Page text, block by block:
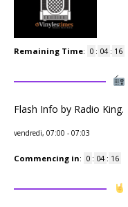
Remaining Time: 0 : 04 : 15
Flash Info by Radio King.
vendredi, 07:00 - 07:03
Commencing in: 0 : 04 : 15